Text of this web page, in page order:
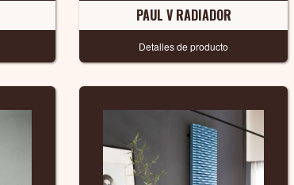
PAUL V RADIADOR
Detalles de producto